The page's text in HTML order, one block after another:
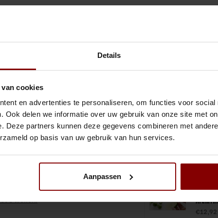
Details
cookies
en advertenties te personaliseren, om functies voor social
Ook delen we informatie over uw gebruik van onze site met
Deze partners kunnen deze gegevens combineren met
op basis van uw gebruik van hun services.
Aanpassen
in de cocktail te doen.
pers makkelijk en snel jouw eigen
3 weken!
Gerelateerde
€19,90
Bekijk
€12,92